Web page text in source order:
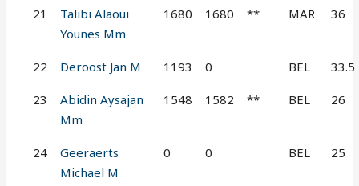
21
Talibi Alaoui
Younes Mm
1680 1680 ** MAR 36
22 Deroost Jan M 1193 0 BEL 33.5
23
Abidin Aysajan
Mm
1548 1582 ** BEL 26
24
Geeraerts
Michael M
0 0 BEL 25